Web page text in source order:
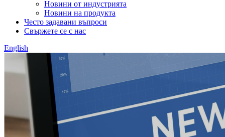
Новини от индустрията
Новини на продукта
Често задавани въпроси
Свържете се с нас
English